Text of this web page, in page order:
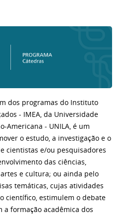
dos programas do Instituto
- IMEA, da Universidade
Americana - UNILA, é um
o estudo, a investigação e o
cientistas e/ou pesquisadores
das ciências,
e cultura; ou ainda pelo
temáticas, cujas atividades
científico, estimulem o debate
formação acadêmica dos